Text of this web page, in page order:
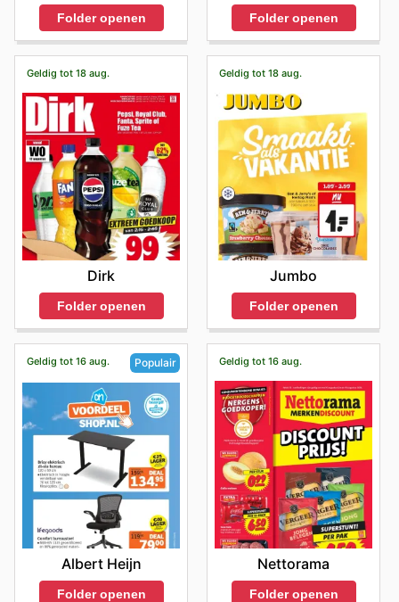
Folder openen Folder openen
Geldig tot 18 aug.
Dirk
Folder openen
Geldig tot 18 aug.
Jumbo
Folder openen
Geldig tot 16 aug. Populair
Albert Heijn
Folder openen
Geldig tot 16 aug.
Nettorama
Folder openen